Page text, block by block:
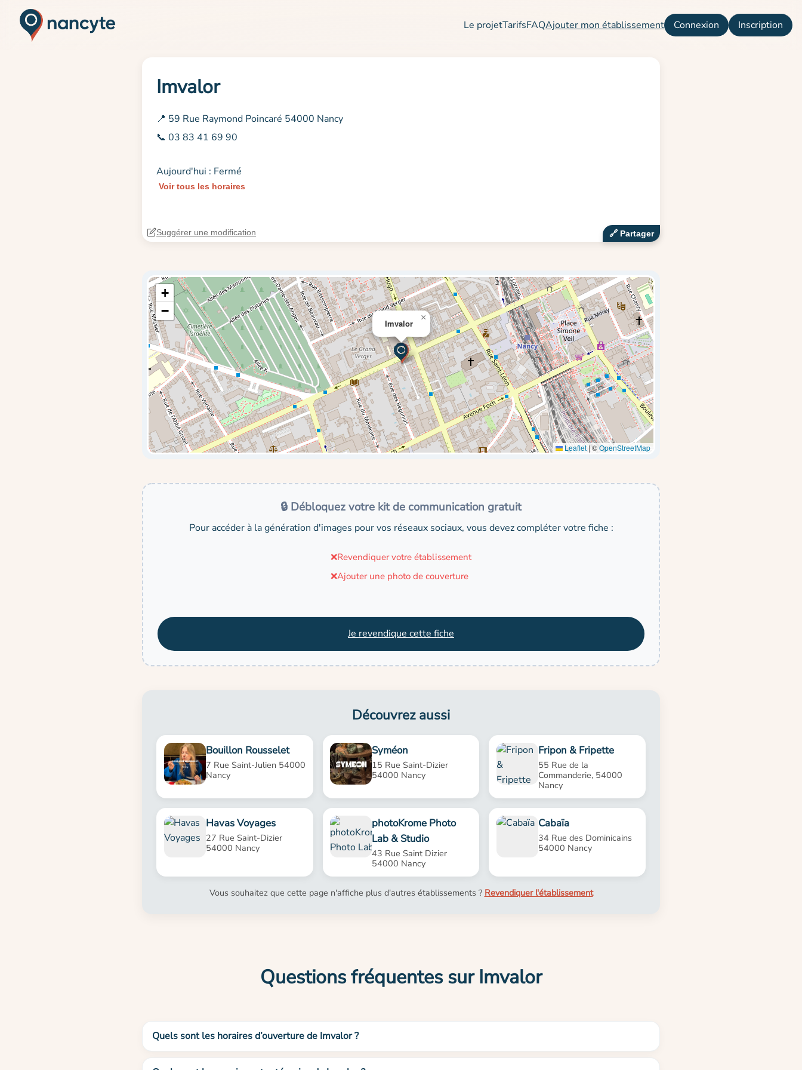
Le projetTarifsFAQAjouter mon établissement Connexion Inscription
Imvalor
📍 59 Rue Raymond Poincaré 54000 Nancy
📞 03 83 41 69 90
Aujourd'hui : Fermé
Voir tous les horaires
🔗‍️ Partager
Suggérer une modification
Imvalor
×
+
−
Leaflet|©OpenStreetMap
🔒 Débloquez votre kit de communication gratuit
Pour accéder à la génération d'images pour vos réseaux sociaux, vous devez compléter votre fiche :
❌Revendiquer votre établissement
❌Ajouter une photo de couverture
Je revendique cette fiche
Découvrez aussi
Bouillon Rousselet
7 Rue Saint-Julien 54000
Nancy
Syméon
15 Rue Saint-Dizier
54000 Nancy
Fripon & Fripette
55 Rue de la
Commanderie, 54000
Nancy
Havas Voyages
27 Rue Saint-Dizier
54000 Nancy
photoKrome Photo
Lab & Studio
43 Rue Saint Dizier
54000 Nancy
Cabaïa
34 Rue des Dominicains
54000 Nancy
Vous souhaitez que cette page n'affiche plus d'autres établissements ? Revendiquer l'établissement
Questions fréquentes sur Imvalor
Quels sont les horaires d’ouverture de Imvalor ?